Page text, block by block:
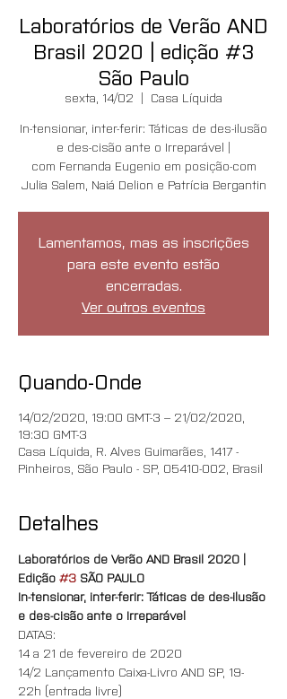
Laboratórios de Verão AND
Brasil 2020 | edição #3
São Paulo
sexta, 14/02
  |
Casa Líquida
In-tensionar, inter-ferir: Táticas de des-ilusão
e des-cisão ante o Irreparável |
com Fernanda Eugenio em posição-com
Julia Salem, Naiá Delion e Patrícia Bergantin
Lamentamos, mas as inscrições
para este evento estão
encerradas.
Ver outros eventos
Quando-Onde
14/02/2020, 19:00 GMT-3 – 21/02/2020,
19:30 GMT-3
Casa Líquida, R. Alves Guimarães, 1417 -
Pinheiros, São Paulo - SP, 05410-002, Brasil
Detalhes
Laboratórios de Verão AND Brasil 2020 |
Edição #3 SÃO PAULO
In-tensionar, inter-ferir: Táticas de des-ilusão
e des-cisão ante o Irreparável
DATAS:
14 a 21 de fevereiro de 2020
14/2 Lançamento Caixa-Livro AND SP, 19-
22h (entrada livre)